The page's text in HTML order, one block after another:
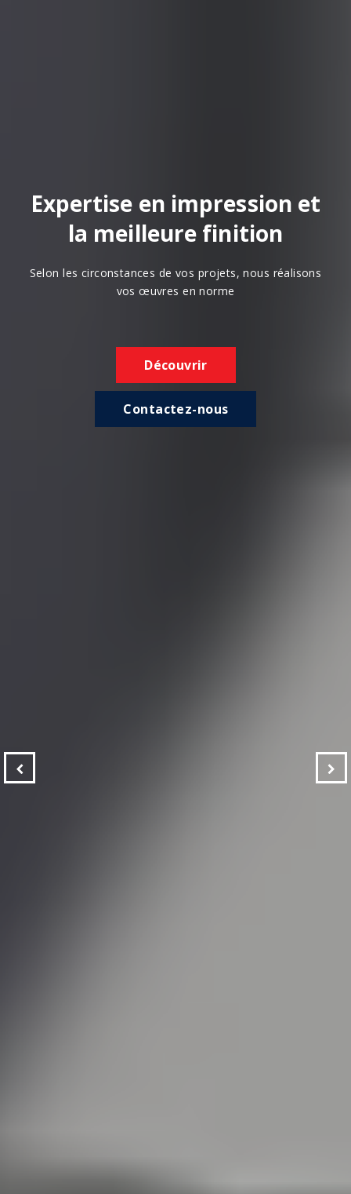
Expertise en impression et
la meilleure finition
Selon les circonstances de vos projets, nous réalisons
vos œuvres en norme
Découvrir
Contactez-nous